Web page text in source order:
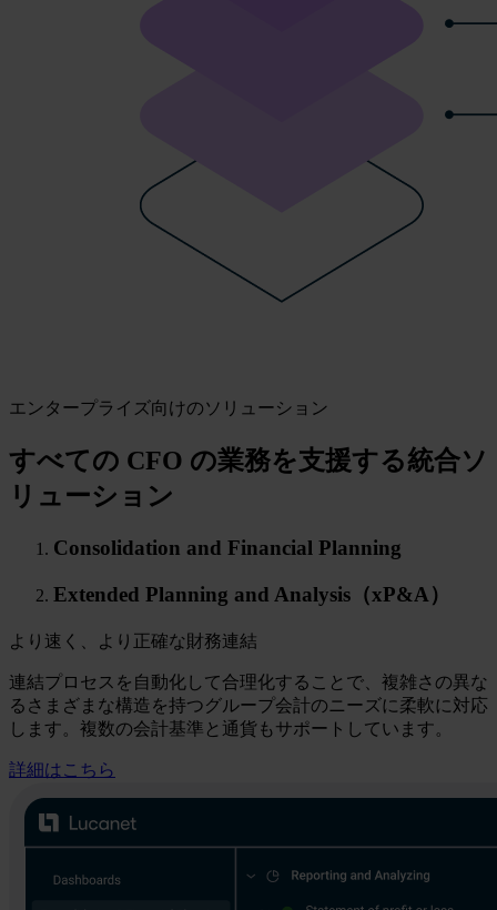
エンタープライズ向けのソリューション
すべての CFO の業務を支援する統合ソ
リューション
Consolidation and Financial Planning
Extended Planning and Analysis（xP&A）
より速く、より正確な財務連結
連結プロセスを自動化して合理化することで、複雑さの異な
るさまざまな構造を持つグループ会計のニーズに柔軟に対応
します。複数の会計基準と通貨もサポートしています。
詳細はこちら